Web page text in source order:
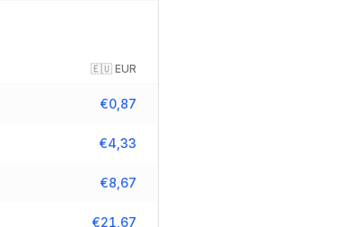
🇪🇺 EUR
€0,87
€4,33
€8,67
€21,67